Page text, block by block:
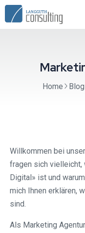
Home Blog
Willkommen bei
fragen sich vielleicht,
Digital» ist und
mich Ihnen erklären,
sind.
Als Marketing